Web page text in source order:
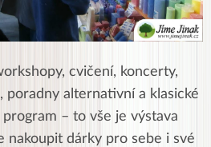
cvičení, koncerty,
poradny alternativní a klasické
– to vše je výstava
nakoupit dárky pro sebe i své